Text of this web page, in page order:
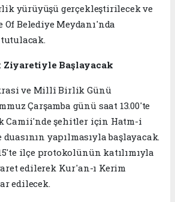
yürüyüşü gerçekleştirilecek ve
Belediye Meydanı'nda
Ziyaretiyle Başlayacak
ve Millî Birlik Günü
Çarşamba günü saat 13.00'te
Camii'nde şehitler için Hatm-i
yapılmasıyla başlayacak.
ilçe protokolünün katılımıyla
edilerek Kur'an-ı Kerim
edilecek.